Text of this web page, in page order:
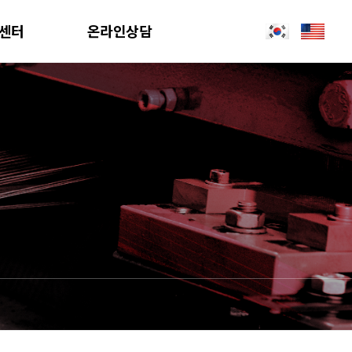
터 온라인상담